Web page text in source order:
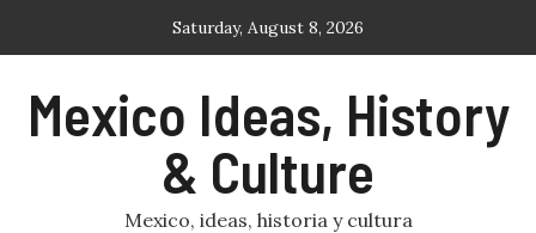
Saturday, August 8, 2026
Mexico Ideas, History
& Culture
Mexico, ideas, historia y cultura